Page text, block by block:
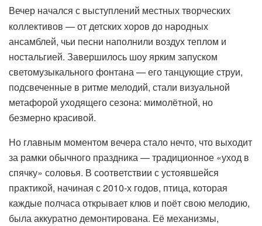
Вечер начался с выступлений местных творческих
коллективов — от детских хоров до народных
ансамблей, чьи песни наполнили воздух теплом и
ностальгией. Завершилось шоу ярким запуском
светомузыкального фонтана — его танцующие струи,
подсвеченные в ритме мелодий, стали визуальной
метафорой уходящего сезона: мимолётной, но
безмерно красивой.
Но главным моментом вечера стало нечто, что выходит
за рамки обычного праздника — традиционное «уход в
спячку» соловья. В соответствии с устоявшейся
практикой, начиная с 2010-х годов, птица, которая
каждые полчаса открывает клюв и поёт свою мелодию,
была аккуратно демонтирована. Её механизмы,